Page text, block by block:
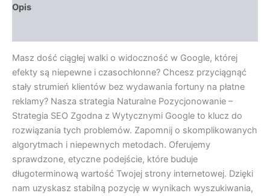
Opis
Masz dość ciągłej walki o widoczność w Google, której
efekty są niepewne i czasochłonne? Chcesz przyciągnąć
stały strumień klientów bez wydawania fortuny na płatne
reklamy? Nasza strategia Naturalne Pozycjonowanie –
Strategia SEO Zgodna z Wytycznymi Google to klucz do
rozwiązania tych problemów. Zapomnij o skomplikowanych
algorytmach i niepewnych metodach. Oferujemy
sprawdzone, etyczne podejście, które buduje
długoterminową wartość Twojej strony internetowej. Dzięki
nam uzyskasz stabilną pozycję w wynikach wyszukiwania,